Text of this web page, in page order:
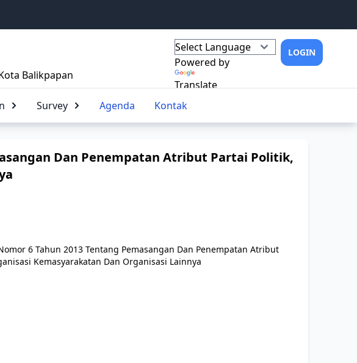
Balikpapan
Powered by
Translate
LOGIN
Survey Agenda Kontak
Dan Penempatan Atribut Partai Politik,
6 Tahun 2013 Tentang Pemasangan Dan Penempatan Atribut
Kemasyarakatan Dan Organisasi Lainnya